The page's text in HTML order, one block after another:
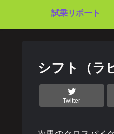
試乗リポート
シフト（ラ
Twitter